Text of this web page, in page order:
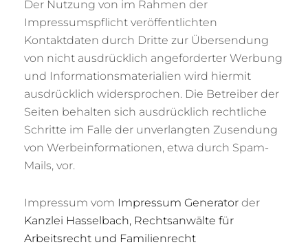
Der Nutzung von im Rahmen der
Impressumspflicht veröffentlichten
Kontaktdaten durch Dritte zur Übersendung
von nicht ausdrücklich angeforderter Werbung
und Informationsmaterialien wird hiermit
ausdrücklich widersprochen. Die Betreiber der
Seiten behalten sich ausdrücklich rechtliche
Schritte im Falle der unverlangten Zusendung
von Werbeinformationen, etwa durch Spam-
Mails, vor.
Impressum vom Impressum Generator der
Kanzlei Hasselbach, Rechtsanwälte für
Arbeitsrecht und Familienrecht